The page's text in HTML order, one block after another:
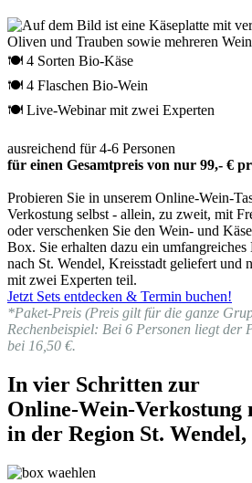
🍽 4 Sorten Bio-Käse
🍽 4 Flaschen Bio-Wein
🍽 Live-Webinar mit zwei Experten
ausreichend für 4-6 Personen
für einen Gesamtpreis von nur 99,- €
Probieren Sie in unserem Online-Wein-
Verkostung selbst - allein, zu zweit, mit
oder verschenken Sie den Wein- und
Box. Sie erhalten dazu ein umfangreiches
nach St. Wendel, Kreisstadt geliefert und
mit zwei Experten teil.
Jetzt Sets entdecken & Termin buchen!
*Paket-Preis (Preis gilt für die ganze
Rechenbeispiel: Bei 6 Personen liegt der
bei 16,50 €.
In vier Schritten zur
Online-Wein-Verkostung
in der Region St.